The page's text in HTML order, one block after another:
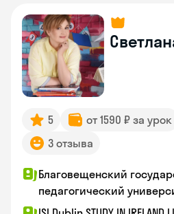
5 от 1590 ₽ за урок
3 отзыва
Благовещенский
педагогический